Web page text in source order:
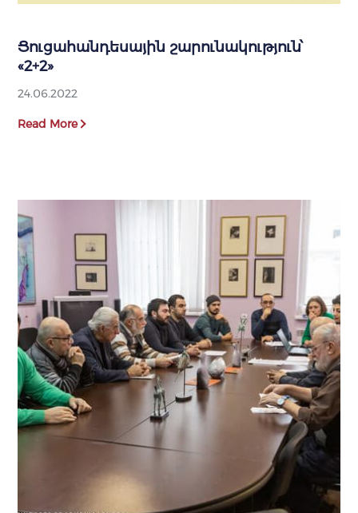
Ցուցահանդեսային շարունակություն՝
«2+2»
24.06.2022
Read More